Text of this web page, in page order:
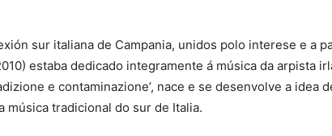
sur italiana de Campania, unidos polo interese e a
estaba dedicado integramente á música da arpista
e contaminazione’, nace e se desenvolve a idea
música tradicional do sur de Italia.